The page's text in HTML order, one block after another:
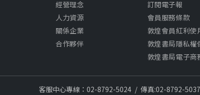
經營理念
人力資源
關係企業
合作夥伴
訂閱電子報
會員服務條款
敦煌會員紅利使
敦煌書局隱私權
敦煌書局電子商
客服中心專線：02-8792-5024 / 傳真:02-8792-5037